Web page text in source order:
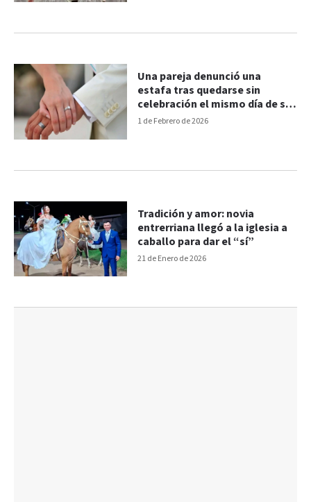
1 de Febrero de 2026
Una pareja denunció una
estafa tras quedarse sin
celebración el mismo día de su
boda en Paraná
21 de Enero de 2026
Tradición y amor: novia
entrerriana llegó a la iglesia a
caballo para dar el “sí”